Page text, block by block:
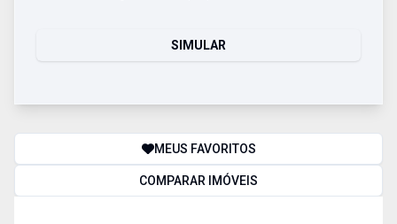
SIMULAR
MEUS FAVORITOS
COMPARAR IMÓVEIS